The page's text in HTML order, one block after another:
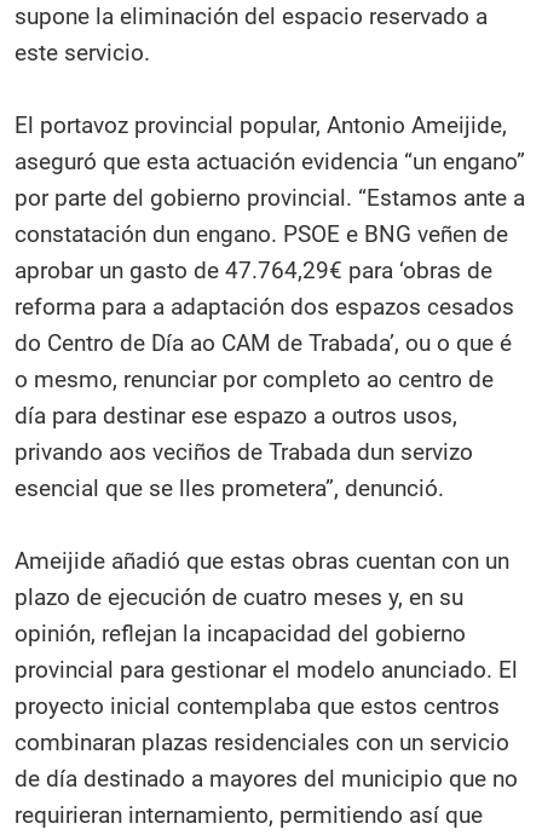
supone la eliminación del espacio reservado a
este servicio.
El portavoz provincial popular, Antonio Ameijide,
aseguró que esta actuación evidencia “un engano”
por parte del gobierno provincial. “Estamos ante a
constatación dun engano. PSOE e BNG veñen de
aprobar un gasto de 47.764,29€ para ‘obras de
reforma para a adaptación dos espazos cesados
do Centro de Día ao CAM de Trabada’, ou o que é
o mesmo, renunciar por completo ao centro de
día para destinar ese espazo a outros usos,
privando aos veciños de Trabada dun servizo
esencial que se lles prometera”, denunció.
Ameijide añadió que estas obras cuentan con un
plazo de ejecución de cuatro meses y, en su
opinión, reflejan la incapacidad del gobierno
provincial para gestionar el modelo anunciado. El
proyecto inicial contemplaba que estos centros
combinaran plazas residenciales con un servicio
de día destinado a mayores del municipio que no
requirieran internamiento, permitiendo así que